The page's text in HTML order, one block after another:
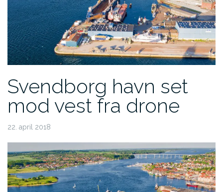
Svendborg havn set
mod vest fra drone
22. april 2018